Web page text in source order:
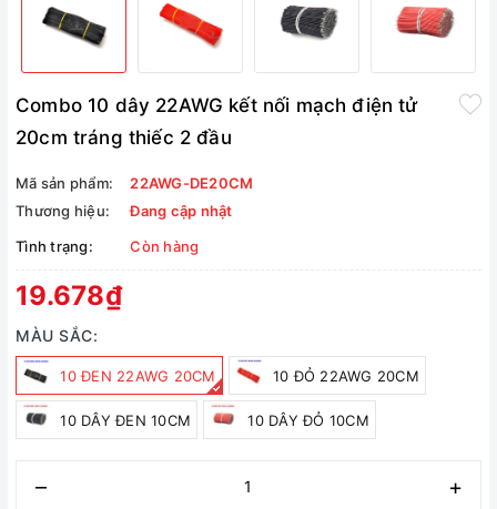
Combo 10 dây 22AWG kết nối mạch điện tử
20cm tráng thiếc 2 đầu
Mã sản phẩm:
22AWG-DE20CM
Thương hiệu:
Đang cập nhật
Tình trạng:
Còn hàng
19.678₫
MÀU SẮC:
10 ĐEN 22AWG 20CM 10 ĐỎ 22AWG 20CM
10 DÂY ĐEN 10CM 10 DÂY ĐỎ 10CM
– +